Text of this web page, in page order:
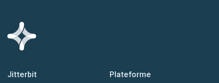
Jitterbit Plateforme